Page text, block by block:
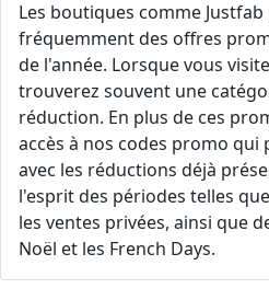
Les boutiques comme
fréquemment des offres
de l'année. Lorsque vous
trouverez souvent une
réduction. En plus de ces
accès à nos codes promo qui
avec les réductions déjà
l'esprit des périodes telles
les ventes privées, ainsi que
Noël et les French Days.